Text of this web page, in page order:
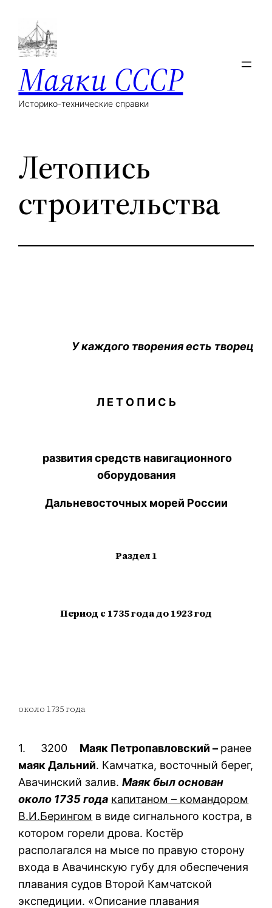
Маяки СССР
Историко-технические справки
Летопись
строительства
У каждого творения есть творец
Л Е Т О П И С Ь
развития средств навигационного
оборудования
Дальневосточных морей России
Раздел 1
Период с 1735 года до 1923 год
около 1735 года
1. 3200 Маяк Петропавловский – ранее
маяк Дальний. Камчатка, восточный берег,
Авачинский залив.Маяк был основан
около 1735 года капитаном – командором
В.И.Берингом в виде сигнального костра, в
котором горели дрова. Костёр
располагался на мысе по правую сторону
входа в Авачинскую губу для обеспечения
плавания судов Второй Камчатской
экспедиции. «Описание плавания